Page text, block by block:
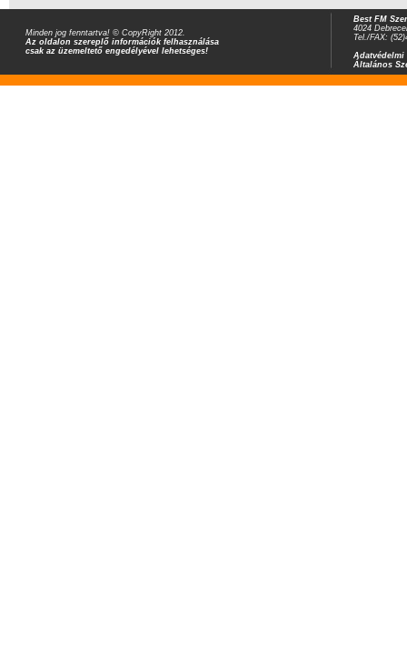
Minden jog fenntartva! © CopyRight 2012.
Az oldalon szereplő információk felhasználása
csak az üzemeltető engedélyével lehetséges!
Best FM
4024
Tel./FAX:
Adatvédelmi
Általános